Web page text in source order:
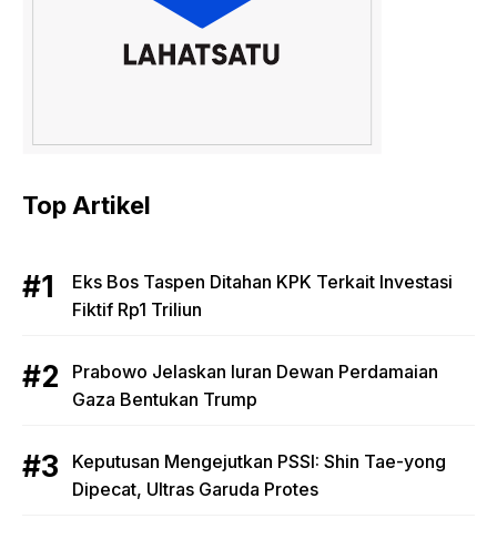
Top Artikel
Eks Bos Taspen Ditahan KPK Terkait Investasi
Fiktif Rp1 Triliun
Prabowo Jelaskan Iuran Dewan Perdamaian
Gaza Bentukan Trump
Keputusan Mengejutkan PSSI: Shin Tae-yong
Dipecat, Ultras Garuda Protes